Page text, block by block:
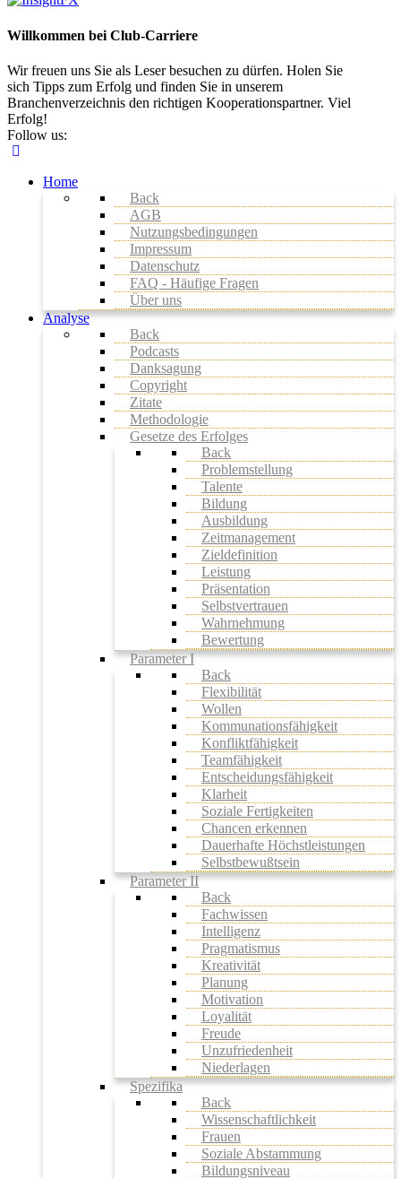
Willkommen bei Club-Carriere
Wir freuen uns Sie als Leser besuchen zu dürfen. Holen Sie
sich Tipps zum Erfolg und finden Sie in unserem
Branchenverzeichnis den richtigen Kooperationspartner. Viel
Erfolg!
Follow us:
Home
Back
AGB
Nutzungsbedingungen
Impressum
Datenschutz
FAQ - Häufige Fragen
Über uns
Analyse
Back
Podcasts
Danksagung
Copyright
Zitate
Methodologie
Gesetze des Erfolges
Back
Problemstellung
Talente
Bildung
Ausbildung
Zeitmanagement
Zieldefinition
Leistung
Präsentation
Selbstvertrauen
Wahrnehmung
Bewertung
Parameter I
Back
Flexibilität
Wollen
Kommunationsfähigkeit
Konfliktfähigkeit
Teamfähigkeit
Entscheidungsfähigkeit
Klarheit
Soziale Fertigkeiten
Chancen erkennen
Dauerhafte Höchstleistungen
Selbstbewußtsein
Parameter II
Back
Fachwissen
Intelligenz
Pragmatismus
Kreativität
Planung
Motivation
Loyalität
Freude
Unzufriedenheit
Niederlagen
Spezifika
Back
Wissenschaftlichkeit
Frauen
Soziale Abstammung
Bildungsniveau